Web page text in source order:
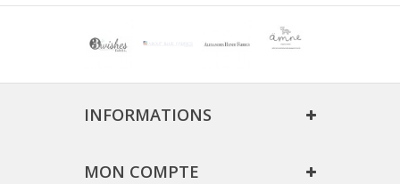
INFORMATIONS
MON COMPTE